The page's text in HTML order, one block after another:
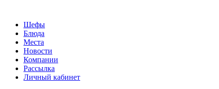
Шефы
Блюда
Места
Новости
Компании
Рассылка
Личный кабинет